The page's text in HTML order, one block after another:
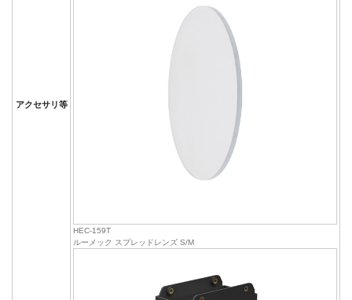
アクセサリ等
HEC-159T
ルーメック スプレッドレンズ S/M